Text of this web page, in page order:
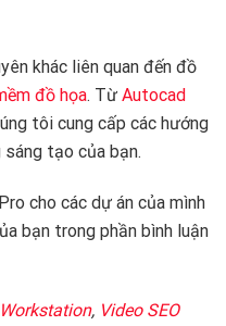
khác liên quan đến đồ
đồ họa. Từ Autocad
tôi cung cấp các hướng
tạo của bạn.
cho các dự án của mình
bạn trong phần bình luận
, Video SEO